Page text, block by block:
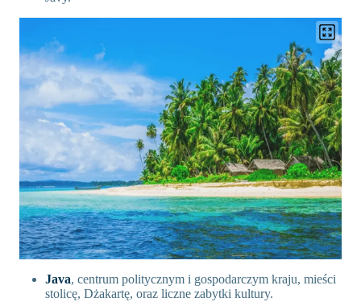
Java, centrum politycznym i gospodarczym kraju, mieści
stolicę, Dżakartę, oraz liczne zabytki kultury.